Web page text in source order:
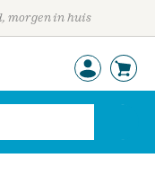
morgen in huis